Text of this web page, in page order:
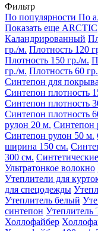
Фильтр
По популярности По
Показать еще ARCTIC
Каландрированный
гр./м. Плотность 120
Плотность 150 гр./м.
гр./м. Плотность 60
Синтепон для
Синтепон плотность
Синтепон плотность
Синтепон плотность
рулон 20 м. Синтепон
Синтепон рулон 50 м.
ширина 150 см.
300 см. Синтетические
Ультратонкое волокно
Утеплители для
для спецодежды
Утеплитель белый
синтепон Утеплитель
Холлофайбер